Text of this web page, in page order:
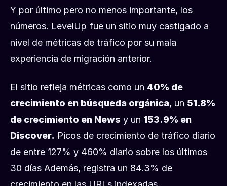
Y por último pero no menos importante, los
números. LevelUp fue un sitio muy castigado a
nivel de métricas de tráfico por su mala
experiencia de migración anterior.
El sitio refleja métricas como un 40% de
crecimiento en búsqueda orgánica, un 51.8%
de crecimiento en News y un 153.9% en
Discover. Picos de crecimiento de tráfico diario
de entre 127% y 460% diario sobre los últimos
30 días Además, registra un 84.3% de